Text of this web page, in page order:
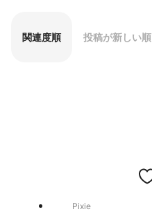
関連度順 投稿が新しい順
Pixie